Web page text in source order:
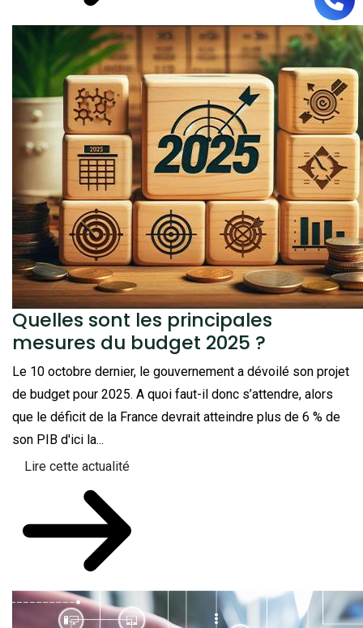
Quelles sont les principales
mesures du budget 2025 ?
Le 10 octobre dernier, le gouvernement a dévoilé son projet
de budget pour 2025. A quoi faut-il donc s’attendre, alors
que le déficit de la France devrait atteindre plus de 6 % de
son PIB d'ici la...
Lire cette actualité